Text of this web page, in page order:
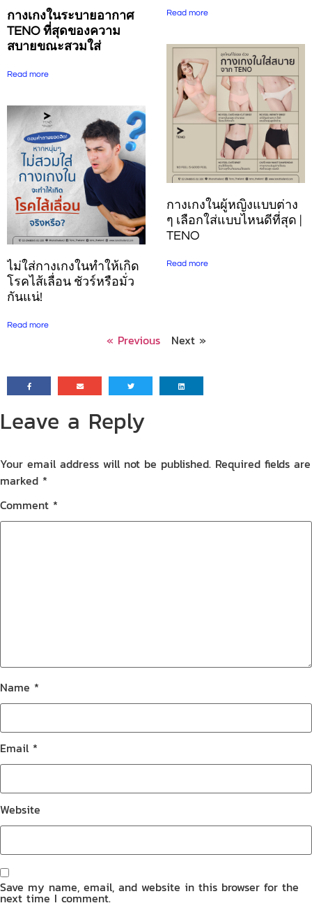
กางเกงในระบายอากาศ
TENO ที่สุดของความ
สบายขณะสวมใส่
Read more
Read more
ไม่ใส่กางเกงในทำให้เกิด
โรคไส้เลื่อน ชัวร์หรือมั่ว
กันแน่!
Read more
กางเกงในผู้หญิงแบบต่าง
ๆ เลือกใส่แบบไหนดีที่สุด |
TENO
Read more
« Previous Next »
Leave a Reply
Your email address will not be published. Required fields are
marked *
Comment *
Name *
Email *
Website
Save my name, email, and website in this browser for the
next time I comment.